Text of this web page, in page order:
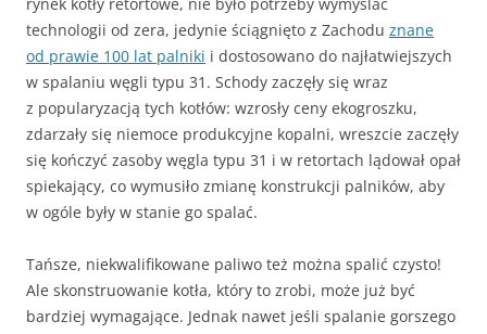
technologii od zera, jedynie ściągnięto z Zachodu znane
od prawie 100 lat palniki i dostosowano do najłatwiejszych
w spalaniu węgli typu 31. Schody zaczęły się wraz
z popularyzacją tych kotłów: wzrosły ceny ekogroszku,
zdarzały się niemoce produkcyjne kopalni, wreszcie zaczęły
się kończyć zasoby węgla typu 31 i w retortach lądował opał
spiekający, co wymusiło zmianę konstrukcji palników, aby
w ogóle były w stanie go spalać.
Tańsze, niekwalifikowane paliwo też można spalić czysto!
Ale skonstruowanie kotła, który to zrobi, może już być
bardziej wymagające. Jednak nawet jeśli spalanie gorszego